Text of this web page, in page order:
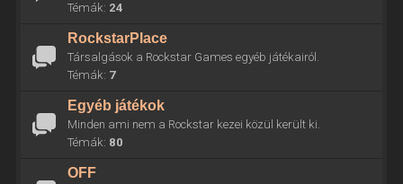
Témák: 24
RockstarPlace
Társalgások a Rockstar Games egyéb játékairól.
Témák: 7
Egyéb játékok
Minden ami nem a Rockstar kezei közül került ki.
Témák: 80
OFF